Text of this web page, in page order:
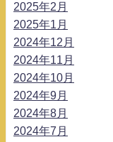
2025年2月
2025年1月
2024年12月
2024年11月
2024年10月
2024年9月
2024年8月
2024年7月